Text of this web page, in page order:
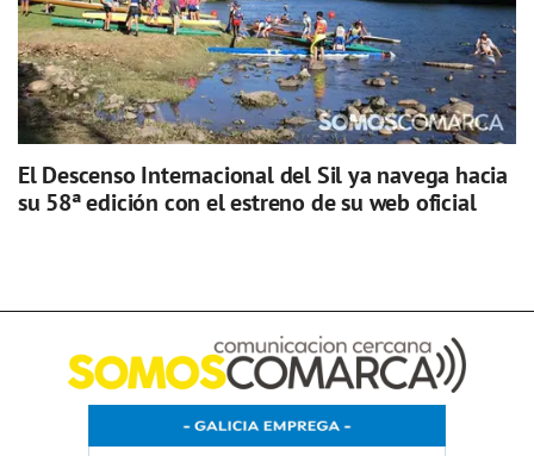
El Descenso Internacional del Sil ya navega hacia
su 58ª edición con el estreno de su web oficial